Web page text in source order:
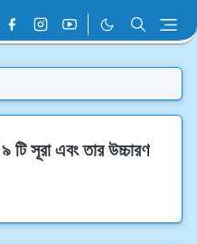
সূরা এবং তার উচ্চারণ